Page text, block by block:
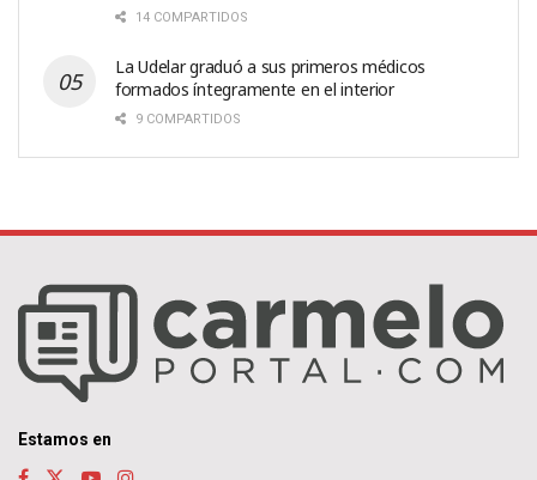
14 COMPARTIDOS
La Udelar graduó a sus primeros médicos
formados íntegramente en el interior
9 COMPARTIDOS
Estamos en